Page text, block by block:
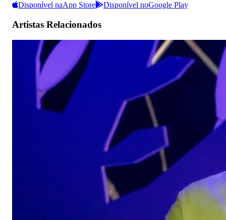
Disponível naApp Store Disponível noGoogle Play
Artistas Relacionados